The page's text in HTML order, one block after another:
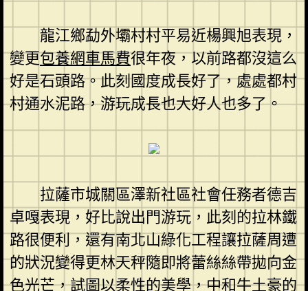
龍江鄉勐外壩村村平易近楊興旭表現，
變更包養網車馬費很年夜，以前路都沒這么
好是石頭路。此刻國度成長好了，處處都村
村通水泥路，游玩成長也大好人也多了。
拉薩市城關區澤新社區社會任務者德吉
卓嘎表現，好比說出門游玩，此刻的拉林鐵
路很便利，還有南北山綠化工程讓拉薩周遭
的狀況變得更林天秤隨即將蕾絲絲帶拋向金
色光芒，試圖以柔性的美學，中和牛土豪的